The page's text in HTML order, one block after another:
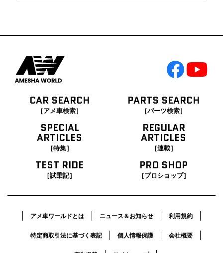
CAR SEARCH
［アメ車検索］
PARTS SEARCH
［パーツ検索］
SPECIAL
ARTICLES
［特集］
REGULAR
ARTICLES
［連載］
TEST RIDE
［試乗記］
PRO SHOP
［プロショップ］
アメ車ワールドとは ニュース＆お知らせ 利用規約
特定商取引法に基づく表記 個人情報保護 会社概要